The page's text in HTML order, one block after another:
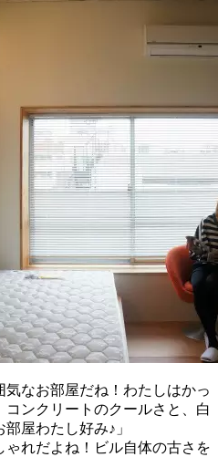
気なお部屋だね！わたしはかっ
ンクリートのクールさと、白
屋わたし好み♪」
ゃれだよね！ビル自体の古さを